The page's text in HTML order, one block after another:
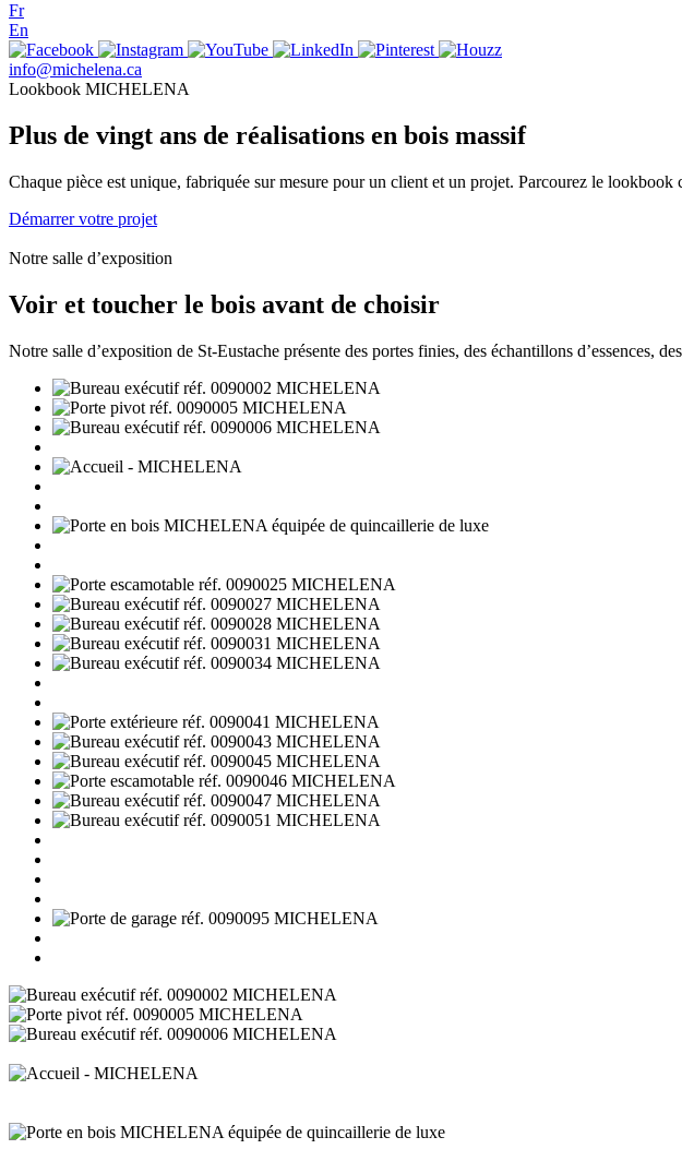
Fr
En
info@michelena.ca
Lookbook MICHELENA
Plus de vingt ans de réalisations en bois massif
Chaque pièce est unique, fabriquée sur mesure pour un client et un projet. Parcourez le
Démarrer votre projet
Notre salle d’exposition
Voir et toucher le bois avant de choisir
Notre salle d’exposition de St-Eustache présente des portes finies, des échantillons d’essences,